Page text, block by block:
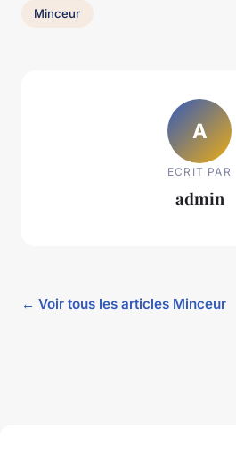
Minceur
A
ECRIT PAR
admin
← Voir tous les articles Minceur